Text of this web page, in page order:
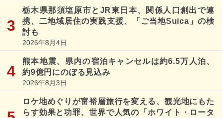
栃木県那須塩原市とJR東日本、関係人口創出で連
携、二地域居住の実践支援、「ご当地Suica」の検
討も
2026年8月4日
熊本地震、県内の宿泊キャンセルは約6.5万人泊、
約9億円にのぼる見込み
2026年8月3日
ロケ地めぐりが富裕層旅行を変える、観光地にもた
らす効果と功罪、世界で人気の「ホワイト・ロータ